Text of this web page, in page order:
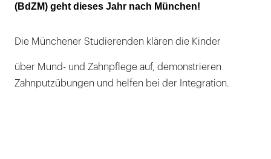
(BdZM) geht dieses Jahr nach München!
Die Münchener Studierenden klären die Kinder
über Mund- und Zahnpflege auf, demonstrieren
Zahnputzübungen und helfen bei der Integration.